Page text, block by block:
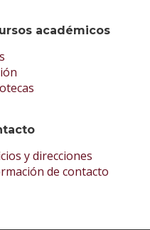
académicos
y direcciones
de contacto